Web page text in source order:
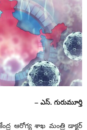
– ఎస్. గురుమూర్తి
ఆరోగ్య శాఖ మంత్రి డాక్టర్